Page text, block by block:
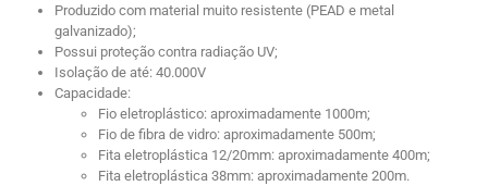
Produzido com material muito resistente (PEAD e metal
galvanizado);
Possui proteção contra radiação UV;
Isolação de até: 40.000V
Capacidade:
Fio eletroplástico: aproximadamente 1000m;
Fio de fibra de vidro: aproximadamente 500m;
Fita eletroplástica 12/20mm: aproximadamente 400m;
Fita eletroplástica 38mm: aproximadamente 200m.